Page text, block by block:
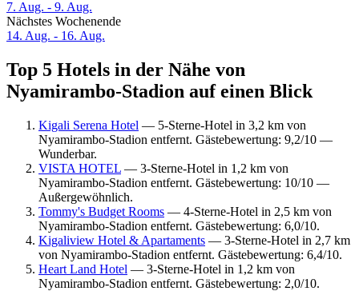
7. Aug. - 9. Aug.
Nächstes Wochenende
14. Aug. - 16. Aug.
Top 5 Hotels in der Nähe von
Nyamirambo-Stadion auf einen Blick
Kigali Serena Hotel — 5-Sterne-Hotel in 3,2 km von
Nyamirambo-Stadion entfernt. Gästebewertung: 9,2/10 —
Wunderbar.
VISTA HOTEL — 3-Sterne-Hotel in 1,2 km von
Nyamirambo-Stadion entfernt. Gästebewertung: 10/10 —
Außergewöhnlich.
Tommy's Budget Rooms — 4-Sterne-Hotel in 2,5 km von
Nyamirambo-Stadion entfernt. Gästebewertung: 6,0/10.
Kigaliview Hotel & Apartaments — 3-Sterne-Hotel in 2,7 km
von Nyamirambo-Stadion entfernt. Gästebewertung: 6,4/10.
Heart Land Hotel — 3-Sterne-Hotel in 1,2 km von
Nyamirambo-Stadion entfernt. Gästebewertung: 2,0/10.